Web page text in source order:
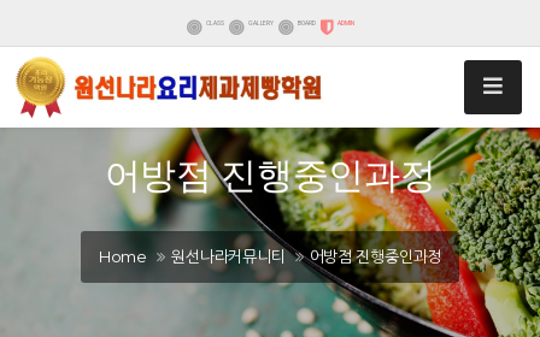
CLASS GALLERY BOARD ADMIN
어방점 진행중인과정
Home 원선나라커뮤니티 어방점 진행중인과정